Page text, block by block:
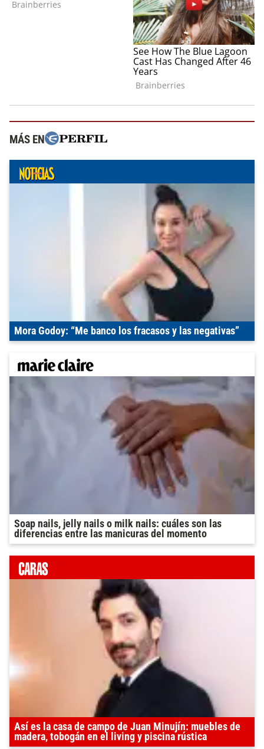
MÁS EN
Mora Godoy: “Me banco los fracasos y las negativas”
Soap nails, jelly nails o milk nails: cuáles son las
diferencias entre las manicuras del momento
Así es la casa de campo de Juan Minujín: muebles de
madera, tobogán en el living y piscina rústica